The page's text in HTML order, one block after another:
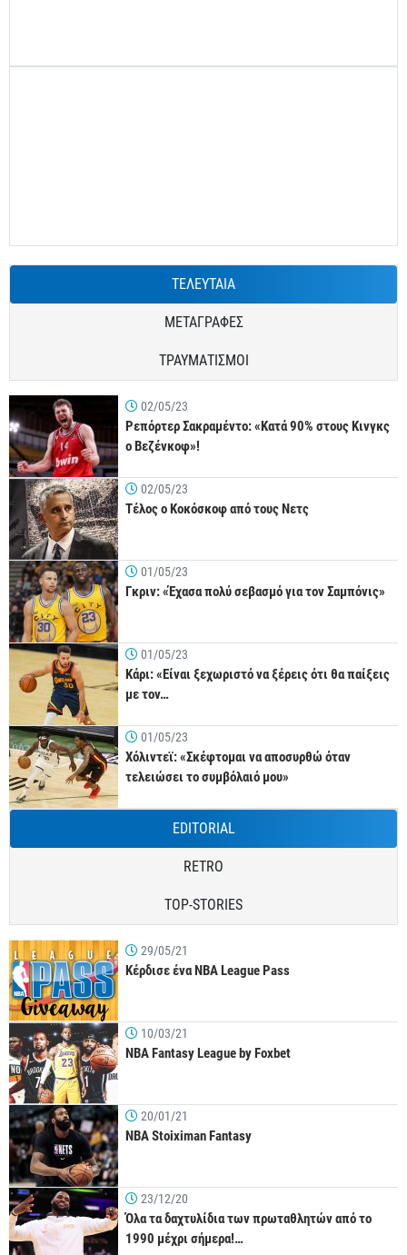
ΤΕΛΕΥΤΑΙΑ
ΜΕΤΑΓΡΑΦΕΣ
ΤΡΑΥΜΑΤΙΣΜΟΙ
02/05/23
Ρεπόρτερ Σακραμέντο: «Κατά 90% στους Κινγκς
ο Βεζένκοφ»!
02/05/23
Τέλος ο Κοκόσκοφ από τους Νετς
01/05/23
Γκριν: «Έχασα πολύ σεβασμό για τον Σαμπόνις»
01/05/23
Κάρι: «Είναι ξεχωριστό να ξέρεις ότι θα παίξεις
με τον…
01/05/23
Χόλιντεϊ: «Σκέφτομαι να αποσυρθώ όταν
τελειώσει το συμβόλαιό μου»
EDITORIAL
RETRO
TOP-STORIES
29/05/21
Κέρδισε ένα NBA League Pass
10/03/21
NBA Fantasy League by Foxbet
20/01/21
NBA Stoiximan Fantasy
23/12/20
Όλα τα δαχτυλίδια των πρωταθλητών από το
1990 μέχρι σήμερα!…